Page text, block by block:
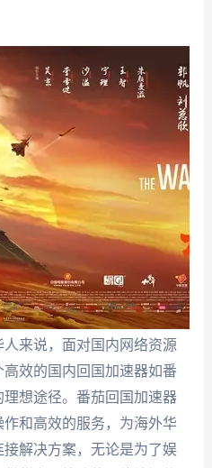
来说，面对国内网络资源
效的国内回国加速器如番
想途径。番茄回国加速器
和高效的服务，为海外华
解决方案，无论是为了娱